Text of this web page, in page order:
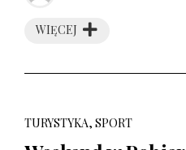
WIĘCEJ
TURYSTYKA, SPORT